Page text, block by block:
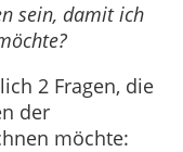
sein, damit ich
2 Fragen, die
der
möchte: